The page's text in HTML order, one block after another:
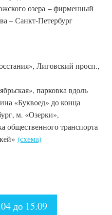
озера – фирменный
– Санкт-Петербург
Лиговский просп.,
парковка вдоль
«Буквоед» до конца
м. «Озерки»,
общественного транспорта
(схема)
до 15.09